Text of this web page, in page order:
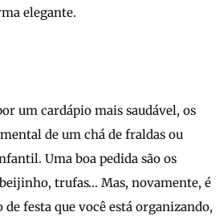
elegante.
um cardápio mais saudável, os
de um chá de fraldas ou
Uma boa pedida são os
trufas… Mas, novamente, é
festa que você está organizando,